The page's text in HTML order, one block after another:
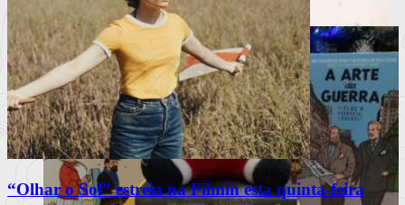
“Olhar o Sol” estreia na Filmin esta quinta-feira